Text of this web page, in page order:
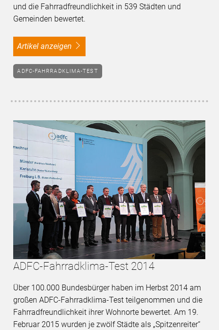
und die Fahrradfreundlichkeit in 539 Städten und
Gemeinden bewertet.
Artikel anzeigen
ADFC-FAHRRADKLIMA-TEST
ADFC-Fahrradklima-Test 2014
Über 100.000 Bundesbürger haben im Herbst 2014 am
großen ADFC-Fahrradklima-Test teilgenommen und die
Fahrradfreundlichkeit ihrer Wohnorte bewertet. Am 19.
Februar 2015 wurden je zwölf Städte als „Spitzenreiter“